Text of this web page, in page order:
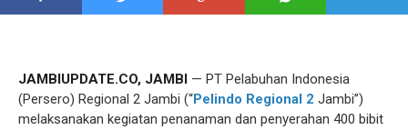
JAMBIUPDATE.CO, JAMBI — PT Pelabuhan Indonesia
(Persero) Regional 2 Jambi (“Pelindo Regional 2 Jambi”)
melaksanakan kegiatan penanaman dan penyerahan 400 bibit